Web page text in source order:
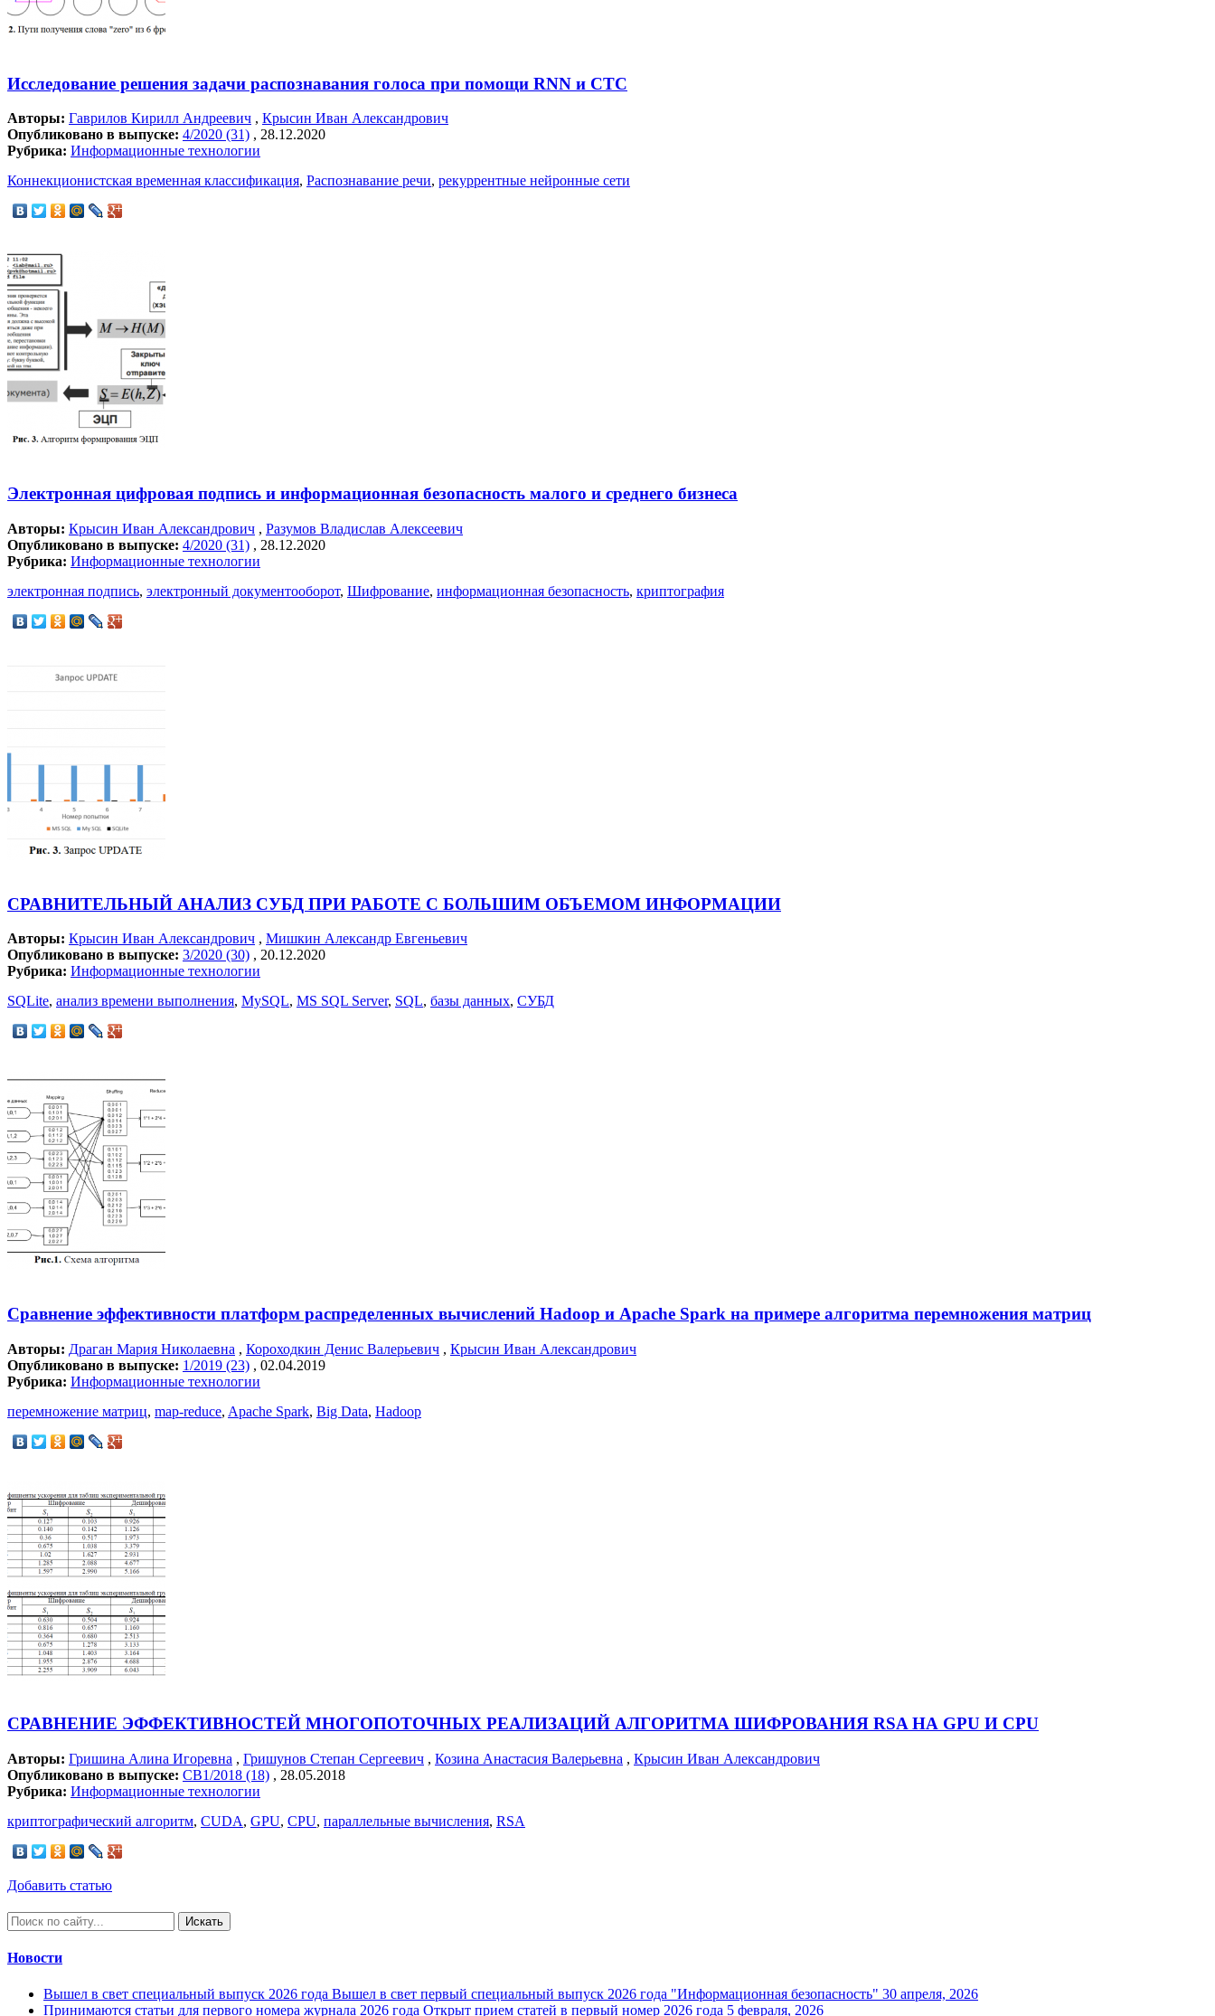
Исследование решения задачи распознавания голоса при помощи RNN и CTC
Авторы: Гаврилов Кирилл Андреевич , Крысин Иван Александрович
Опубликовано в выпуске: 4/2020 (31) , 28.12.2020
Рубрика: Информационные технологии
Коннекционистская временная классификация, Распознавание речи, рекуррентные нейронные сети
Электронная цифровая подпись и информационная безопасность малого и среднего бизнеса
Авторы: Крысин Иван Александрович , Разумов Владислав Алексеевич
Опубликовано в выпуске: 4/2020 (31) , 28.12.2020
Рубрика: Информационные технологии
электронная подпись, электронный документооборот, Шифрование, информационная безопасность, криптография
СРАВНИТЕЛЬНЫЙ АНАЛИЗ СУБД ПРИ РАБОТЕ С БОЛЬШИМ ОБЪЕМОМ ИНФОРМАЦИИ
Авторы: Крысин Иван Александрович , Мишкин Александр Евгеньевич
Опубликовано в выпуске: 3/2020 (30) , 20.12.2020
Рубрика: Информационные технологии
SQLite, анализ времени выполнения, MySQL, MS SQL Server, SQL, базы данных, СУБД
Сравнение эффективности платформ распределенных вычислений Hadoop и Apache Spark на примере алгоритма перемножения матриц
Авторы: Драган Мария Николаевна , Короходкин Денис Валерьевич , Крысин Иван Александрович
Опубликовано в выпуске: 1/2019 (23) , 02.04.2019
Рубрика: Информационные технологии
перемножение матриц, map-reduce, Apache Spark, Big Data, Hadoop
СРАВНЕНИЕ ЭФФЕКТИВНОСТЕЙ МНОГОПОТОЧНЫХ РЕАЛИЗАЦИЙ АЛГОРИТМА ШИФРОВАНИЯ RSA НА GPU И CPU
Авторы: Гришина Алина Игоревна , Гришунов Степан Сергеевич , Козина Анастасия Валерьевна , Крысин Иван Александрович
Опубликовано в выпуске: СВ1/2018 (18) , 28.05.2018
Рубрика: Информационные технологии
криптографический алгоритм, CUDA, GPU, CPU, параллельные вычисления, RSA
Добавить статью
Искать
Новости
Вышел в свет специальный выпуск 2026 года Вышел в свет первый специальный выпуск 2026 года "Информационная безопасность" 30 апреля, 2026
Принимаются статьи для первого номера журнала 2026 года Открыт прием статей в первый номер 2026 года 5 февраля, 2026